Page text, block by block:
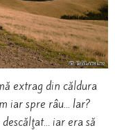
extrag din căldura
iar spre râu… Iar?
iar era să